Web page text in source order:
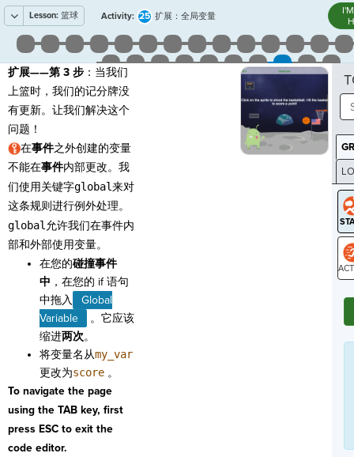
Lesson: 篮球 Activity: 25 扩展：全局变量
扩展——第 3 步 ：当我们
上篮时，我们的记分牌没
有更新。让我们解决这个
问题！
在事件之外创建的变量
不能在事件内部更改。我
们使用关键字global来对
这条规则进行例外处理。
global 允许我们在事件内
部和外部使用变量。
在您的碰撞事件
中 ，在您的 if 语句
中拖入
Global
Variable
。它应该
缩进两次。
将变量名从my_var
更改为score 。
To navigate the page
using the TAB key, first
press ESC to exit the
code editor.